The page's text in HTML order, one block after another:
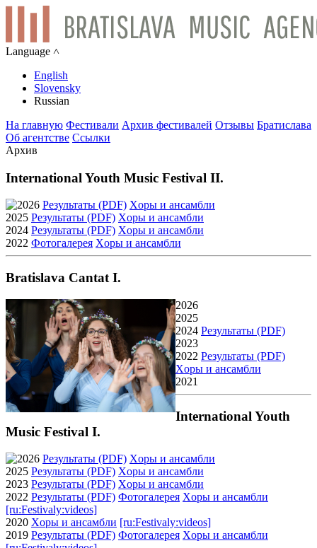
Language ˄
English
Slovensky
Russian
На главную Фестивали Архив фестивалей Отзывы Братислава
Об агентстве Ссылки
Архив
International Youth Music Festival II.
2026 Результаты (PDF) Xоры и ансамбли
2025 Результаты (PDF) Xоры и ансамбли
2024 Результаты (PDF) Xоры и ансамбли
2022 Фотогалерея Xоры и ансамбли
Bratislava Cantat I.
2026
2025
2024 Результаты (PDF)
2023
2022 Результаты (PDF)
Xоры и ансамбли
2021
International Youth
Music Festival I.
2026 Результаты (PDF) Xоры и ансамбли
2025 Результаты (PDF) Xоры и ансамбли
2023 Результаты (PDF) Xоры и ансамбли
2022 Результаты (PDF) Фотогалерея Xоры и ансамбли
[ru:Festivaly:videos]
2020 Xоры и ансамбли [ru:Festivaly:videos]
2019 Результаты (PDF) Фотогалерея Xоры и ансамбли